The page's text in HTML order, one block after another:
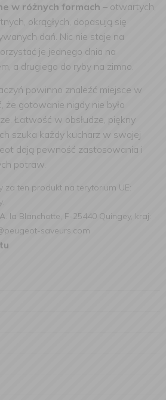
w różnych formach – otwartych,
okrągłych, dopasują się
dań. Nic nie staje na
je jednego dnia na
a drugiego do ryby na zimno.
powinno znaleźć miejsce w
że gotowanie nigdy nie było
Łatwość w obsłudze, piękny
szuka każdy kucharz w swojej
dają pewność zastosowania i
potraw.
ten produkt na terytorium UE:
la Blanchotte, F-25440 Quingey, kraj:
saveurs.com